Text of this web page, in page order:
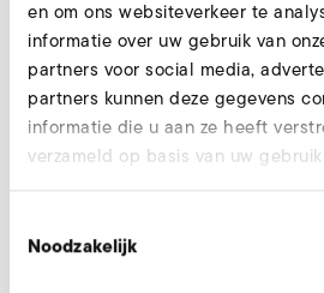
en om ons websiteverkeer te
informatie over uw gebruik van
partners voor social media,
partners kunnen deze gegevens
informatie die u aan ze heeft
verzameld op basis van uw
Noodzakelijk
2D 04